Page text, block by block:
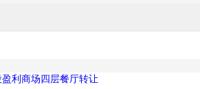
利商场四层餐厅转让